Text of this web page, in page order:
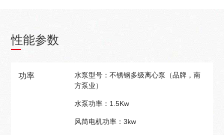
性能参数
功率
水泵型号：不锈钢多级离心泵（品牌，南
方泵业）
水泵功率：1.5Kw
风筒电机功率：3kw